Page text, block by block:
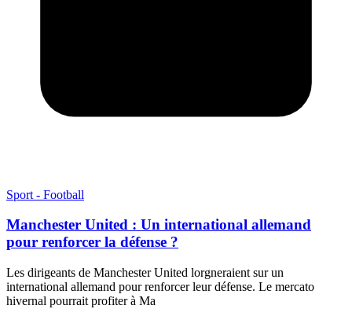
Sport - Football
Manchester United : Un international allemand
pour renforcer la défense ?
Les dirigeants de Manchester United lorgneraient sur un
international allemand pour renforcer leur défense. Le mercato
hivernal pourrait profiter à Ma